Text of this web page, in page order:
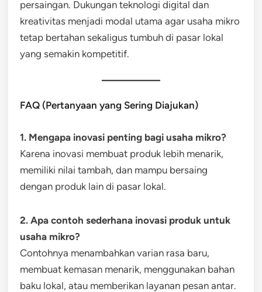
persaingan. Dukungan teknologi digital dan
kreativitas menjadi modal utama agar usaha mikro
tetap bertahan sekaligus tumbuh di pasar lokal
yang semakin kompetitif.
FAQ (Pertanyaan yang Sering Diajukan)
1. Mengapa inovasi penting bagi usaha mikro?
Karena inovasi membuat produk lebih menarik,
memiliki nilai tambah, dan mampu bersaing
dengan produk lain di pasar lokal.
2. Apa contoh sederhana inovasi produk untuk
usaha mikro?
Contohnya menambahkan varian rasa baru,
membuat kemasan menarik, menggunakan bahan
baku lokal, atau memberikan layanan pesan antar.